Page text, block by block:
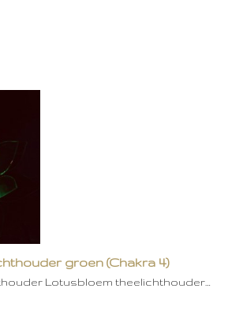
groen (Chakra 4)
Lotusbloem theelichthouder…